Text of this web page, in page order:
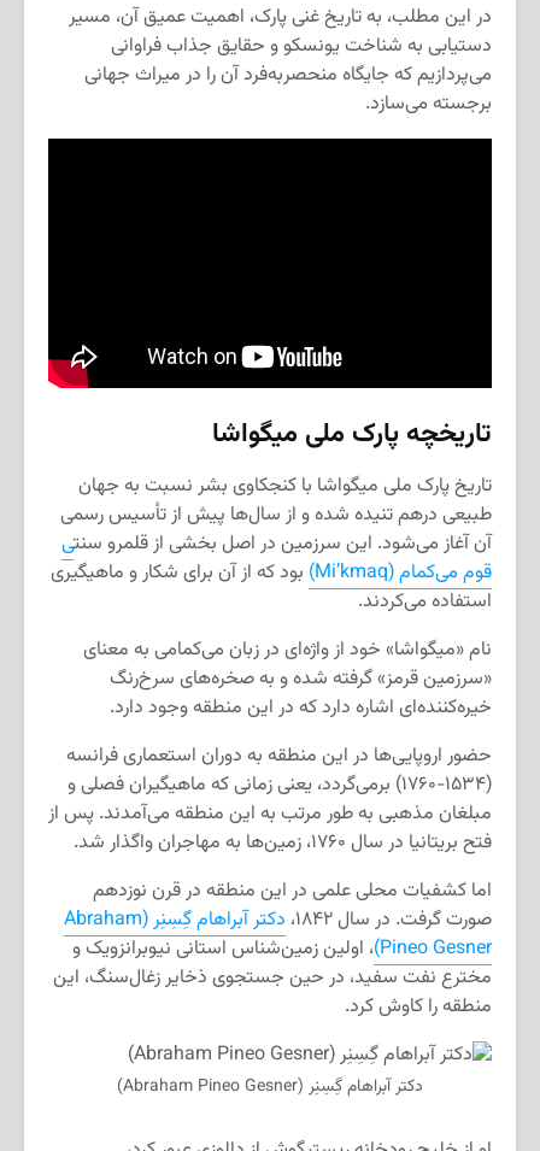
در این مطلب، به تاریخ غنی پارک، اهمیت عمیق آن، مسیر
دستیابی به شناخت یونسکو و حقایق جذاب فراوانی
می‌پردازیم که جایگاه منحصربه‌فرد آن را در میراث جهانی
برجسته می‌سازد.
تاریخچه پارک ملی میگواشا
تاریخ پارک ملی میگواشا با کنجکاوی بشر نسبت به جهان
طبیعی درهم تنیده شده و از سال‌ها پیش از تأسیس رسمی
آن آغاز می‌شود. این سرزمین در اصل بخشی از قلمرو سنتی
قوم می‌کمام (Mi’kmaq)
بود که از آن برای شکار و ماهیگیری
استفاده می‌کردند.
نام «میگواشا» خود از واژه‌ای در زبان می‌کمامی به معنای
«سرزمین قرمز» گرفته شده و به صخره‌های سرخ‌رنگ
خیره‌کننده‌ای اشاره دارد که در این منطقه وجود دارد.
حضور اروپایی‌ها در این منطقه به دوران استعماری فرانسه
(۱۵۳۴-۱۷۶۰) برمی‌گردد، یعنی زمانی که ماهیگیران فصلی و
مبلغان مذهبی به طور مرتب به این منطقه می‌آمدند. پس از
فتح بریتانیا در سال ۱۷۶۰، زمین‌ها به مهاجران واگذار شد.
اما کشفیات محلی علمی در این منطقه در قرن نوزدهم
صورت گرفت. در سال ۱۸۴۲،
دکتر آبراهام گِسِنِر (Abraham
Pineo Gesner) ، اولین زمین‌شناس استانی نیوبرانزویک و
مخترع نفت سفید، در حین جستجوی ذخایر زغال‌سنگ، این
منطقه را کاوش کرد.
دکتر آبراهام گِسِنِر (Abraham Pineo Gesner)